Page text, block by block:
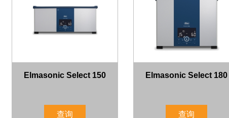
Elmasonic Select 150
查询
Elmasonic Select 180
查询